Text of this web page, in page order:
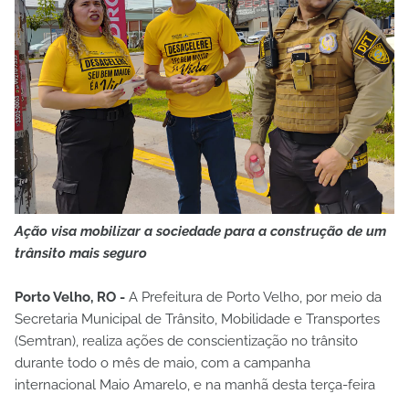
Ação visa mobilizar a sociedade para a construção de um
trânsito mais seguro
Porto Velho, RO - A Prefeitura de Porto Velho, por meio da
Secretaria Municipal de Trânsito, Mobilidade e Transportes
(Semtran), realiza ações de conscientização no trânsito
durante todo o mês de maio, com a campanha
internacional Maio Amarelo, e na manhã desta terça-feira